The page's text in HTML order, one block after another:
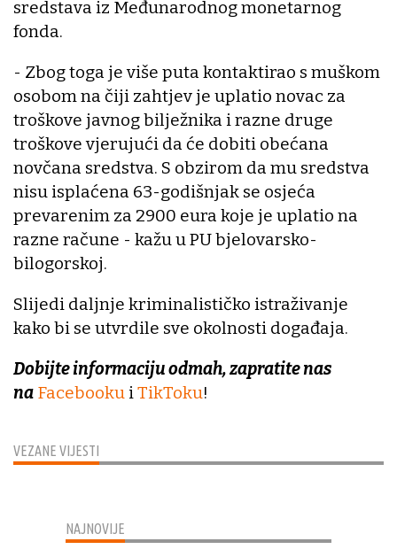
VEZANE VIJESTI
sredstava iz Međunarodnog monetarnog
fonda.
- Zbog toga je više puta kontaktirao s muškom
osobom na čiji zahtjev je uplatio novac za
troškove javnog bilježnika i razne druge
troškove vjerujući da će dobiti obećana
novčana sredstva. S obzirom da mu sredstva
nisu isplaćena 63-godišnjak se osjeća
prevarenim za 2900 eura koje je uplatio na
razne račune - kažu u PU bjelovarsko-
bilogorskoj.
Slijedi daljnje kriminalističko istraživanje
kako bi se utvrdile sve okolnosti događaja.
Dobijte informaciju odmah, zapratite nas
na FacebookuiTikToku!
NAJNOVIJE